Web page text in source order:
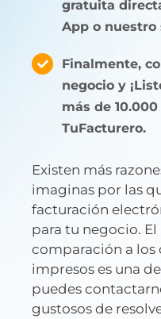
gratuita
App o nuestro
Finalmente,
negocio y
más de
TuFacturero.
Existen más
imaginas por las
facturación
para tu negocio. El
comparación a
impresos es una
puedes
gustosos de